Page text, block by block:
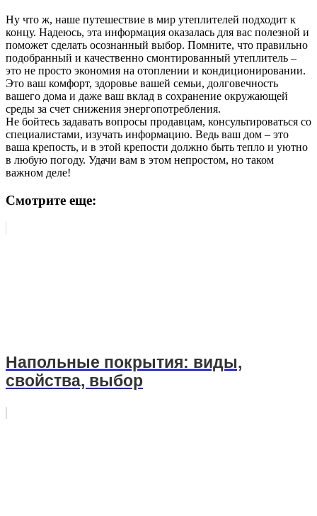
Ну что ж, наше путешествие в мир утеплителей подходит к
концу. Надеюсь, эта информация оказалась для вас полезной и
поможет сделать осознанный выбор. Помните, что правильно
подобранный и качественно смонтированный утеплитель –
это не просто экономия на отоплении и кондиционировании.
Это ваш комфорт, здоровье вашей семьи, долговечность
вашего дома и даже ваш вклад в сохранение окружающей
среды за счет снижения энергопотребления.
Не бойтесь задавать вопросы продавцам, консультироваться со
специалистами, изучать информацию. Ведь ваш дом – это
ваша крепость, и в этой крепости должно быть тепло и уютно
в любую погоду. Удачи вам в этом непростом, но таком
важном деле!
Смотрите еще:
Напольные покрытия: виды,
свойства, выбор